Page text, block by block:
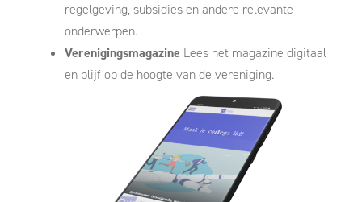
regelgeving, subsidies en andere relevante
onderwerpen.
Verenigingsmagazine Lees het magazine digitaal
en blijf op de hoogte van de vereniging.